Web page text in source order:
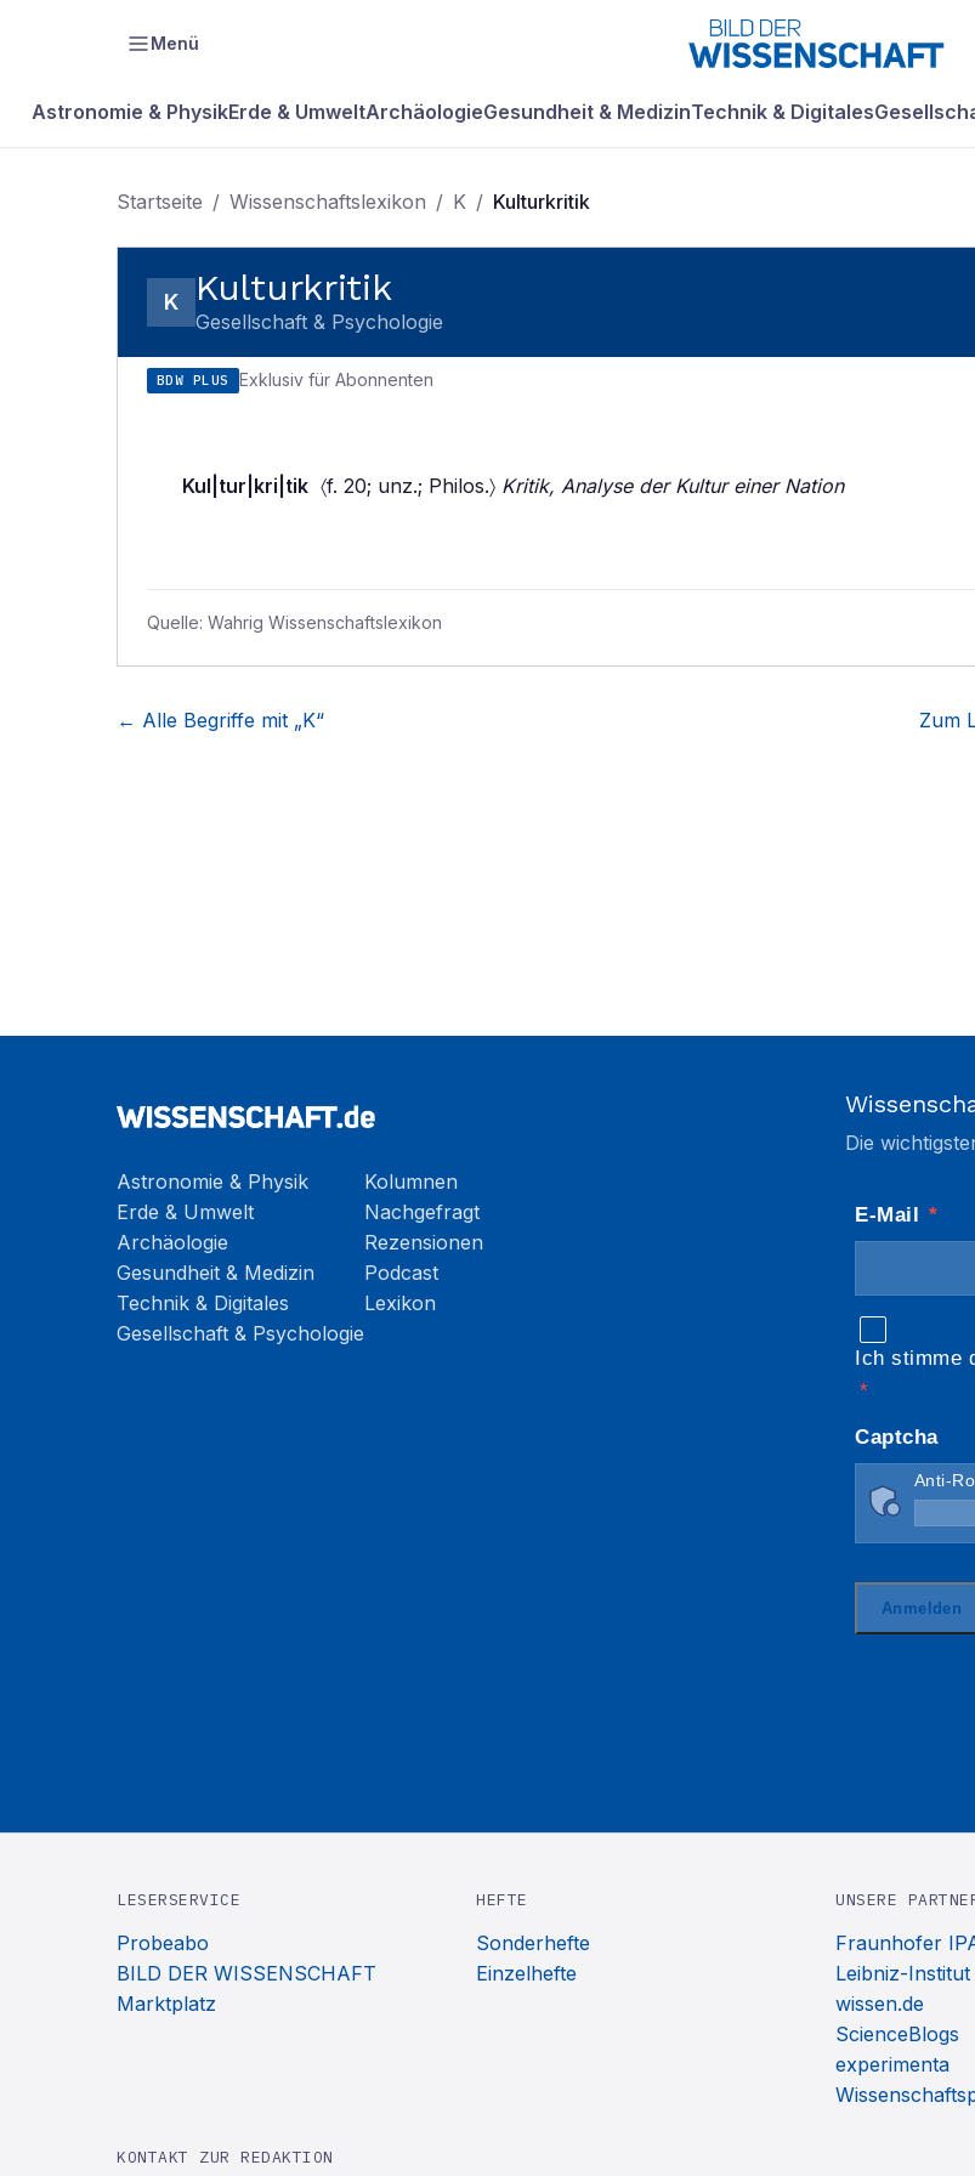
Menü
Astronomie & PhysikErde & UmweltArchäologieGesundheit & MedizinTechnik & Digitales
Startseite / Wissenschaftslexikon / K / Kulturkritik
K Kulturkritik
Gesellschaft & Psychologie
BDW PLUS Exklusiv für Abonnenten
Kul|tur|kri|tik 〈f. 20; unz.; Philos.〉 Kritik, Analyse der Kultur einer Nation
Quelle: Wahrig Wissenschaftslexikon
← Alle Begriffe mit „K“ Zum
Astronomie & Physik
Erde & Umwelt
Archäologie
Gesundheit & Medizin
Technik & Digitales
Gesellschaft & Psychologie
Kolumnen
Nachgefragt
Rezensionen
Podcast
Lexikon
Die
LESERSERVICE
Probeabo
BILD DER WISSENSCHAFT
Marktplatz
HEFTE
Sonderhefte
Einzelhefte
UNSERE
Fraunhofer
Leibniz-
wissen.de
ScienceBlogs
experimenta
KONTAKT ZUR REDAKTION